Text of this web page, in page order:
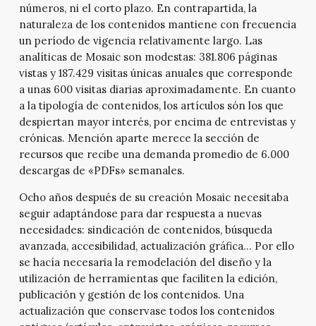
números, ni el corto plazo. En contrapartida, la
naturaleza de los contenidos mantiene con frecuencia
un período de vigencia relativamente largo. Las
analíticas de Mosaic son modestas: 381.806 páginas
vistas y 187.429 visitas únicas anuales que corresponde
a unas 600 visitas diarias aproximadamente. En cuanto
a la tipología de contenidos, los artículos són los que
despiertan mayor interés, por encima de entrevistas y
crónicas. Mención aparte merece la sección de
recursos que recibe una demanda promedio de 6.000
descargas de «PDFs» semanales.
Ocho años después de su creación Mosaic necesitaba
seguir adaptándose para dar respuesta a nuevas
necesidades: sindicación de contenidos, búsqueda
avanzada, accesibilidad, actualización gráfica… Por ello
se hacía necesaria la remodelación del diseño y la
utilización de herramientas que faciliten la edición,
publicación y gestión de los contenidos. Una
actualización que conservase todos los contenidos